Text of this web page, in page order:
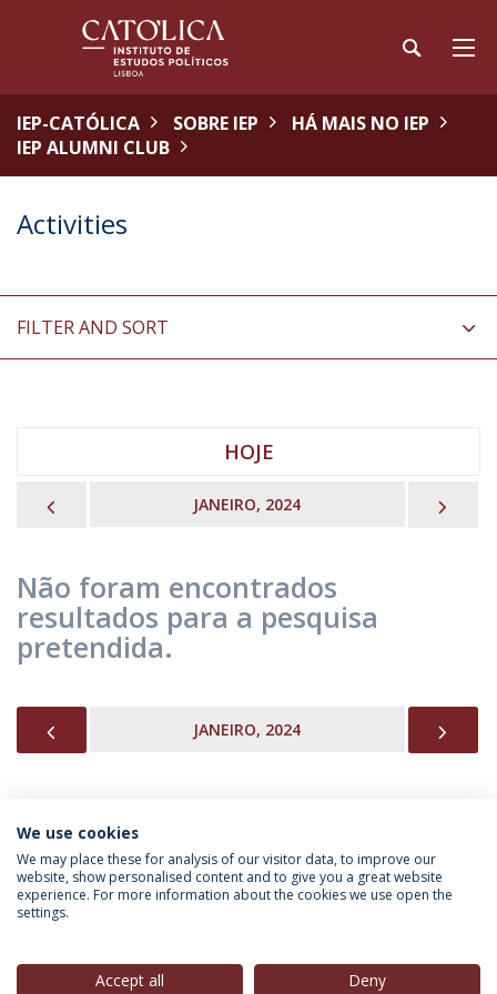
IEP-CATÓLICA SOBRE IEP
HÁ MAIS NO IEP
IEP ALUMNI CLUB
Activities
FILTER AND SORT
HOJE
JANEIRO, 2024
Não foram encontrados
resultados para a pesquisa
pretendida.
JANEIRO, 2024
INFORMAÇÃO PARA
We use cookies
We may place these for analysis of our visitor data, to improve our
website, show personalised content and to give you a great website
experience. For more information about the cookies we use open the
settings.
Accept all Deny